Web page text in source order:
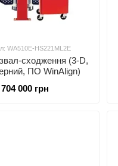
WA510E-HS221ML2E
сходження (3-D,
ПО WinAlign)
704 000 грн